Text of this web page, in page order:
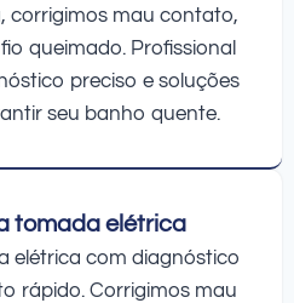
corrigimos mau contato,
queimado. Profissional
preciso e soluções
seu banho quente.
tomada elétrica
elétrica com diagnóstico
rápido. Corrigimos mau